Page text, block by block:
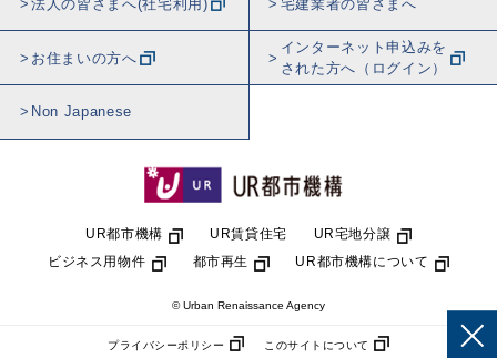
法人の皆さまへ(社宅利用) 宅建業者の皆さまへ
お住まいの方へ
インターネット申込みを
された方へ（ログイン）
Non Japanese
UR都市機構 UR賃貸住宅
UR宅地分譲
ビジネス用物件
都市再生 UR都市機構について
© Urban Renaissance Agency
プライバシーポリシー このサイトについて